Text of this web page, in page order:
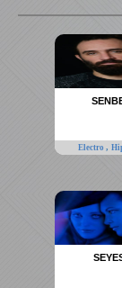
Electro ,